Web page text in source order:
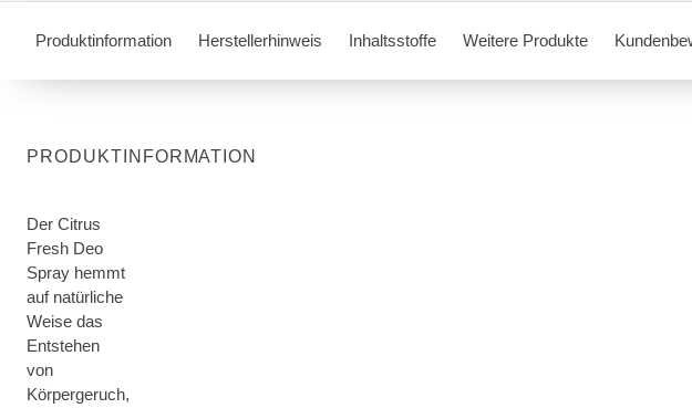
Produktinformation Herstellerhinweis Inhaltsstoffe Weitere Produkte
PRODUKTINFORMATION
Der Citrus
Fresh Deo
Spray hemmt
auf natürliche
Weise das
Entstehen
von
Körpergeruch,